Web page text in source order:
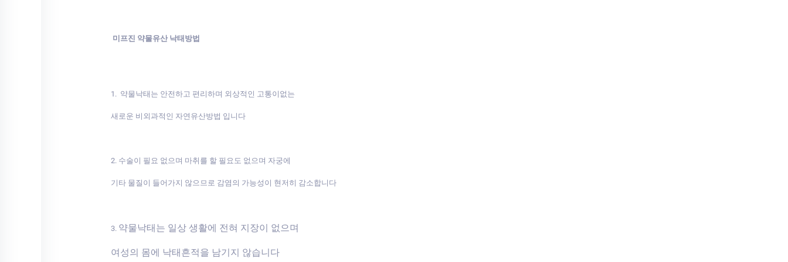
미프진 약물유산 낙태방법
1. 약물낙태는 안전하고 편리하며 외상적인 고통이없는
새로운 비외과적인 자연유산방법 입니다
2. 수술이 필요 없으며 마취를 할 필요도 없으며 자궁에
기타 물질이 들어가지 않으므로 감염의 가능성이 현저히 감소합니다
3. 약물낙태는 일상 생활에 전혀 지장이 없으며
여성의 몸에 낙태흔적을 남기지 않습니다